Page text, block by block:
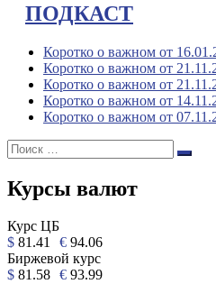
ПОДКАСТ
Коротко о важном от
Коротко о важном от
Коротко о важном от
Коротко о важном от
Коротко о важном от
Поиск:
Поиск
Курсы валют
Курс ЦБ
$ 81.41 € 94.06
Биржевой курс
$ 81.58 € 93.99